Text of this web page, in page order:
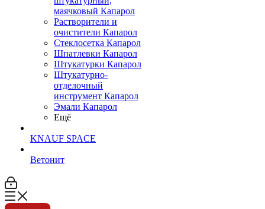
маячковый Капарол
Растворители и
очистители Капарол
Cтеклосетка Капарол
Шпатлевки Капарол
Штукатурки Капарол
Штукатурно-
отделочный
инструмент Капарол
Эмали Капарол
Ещё
KNAUF SPACE
Ветонит